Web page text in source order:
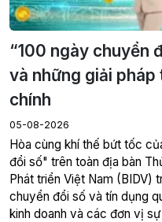
“100 ngày chuyển
và những giải
chính
05-08-2026
Hòa cùng khí thế bứt tốc
đổi số" trên toàn địa bàn
Phát triển Việt Nam (BIDV)
chuyển đổi số và tín dụng
kinh doanh và các đơn vị